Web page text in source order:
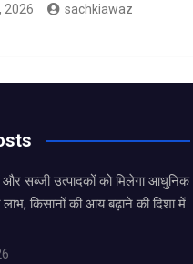
2026 sachkiawaz
सब्जी उत्पादकों को मिलेगा आधुनिक
किसानों की आय बढ़ाने की दिशा में